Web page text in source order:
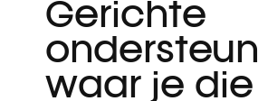
Gerichte
waar je